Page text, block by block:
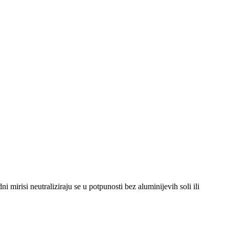
mirisi neutraliziraju se u potpunosti bez aluminijevih soli ili